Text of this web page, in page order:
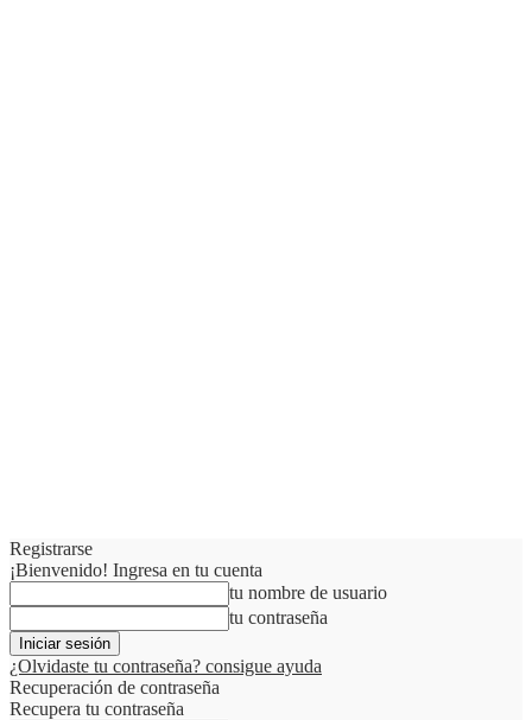
Registrarse
¡Bienvenido! Ingresa en tu cuenta
tu nombre de usuario
tu contraseña
¿Olvidaste tu contraseña? consigue ayuda
Recuperación de contraseña
Recupera tu contraseña